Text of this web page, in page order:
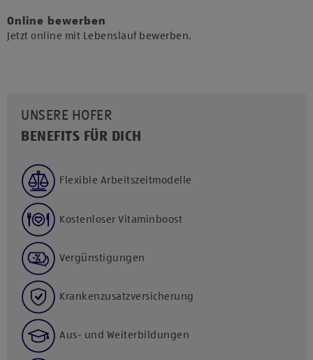
Online bewerben
Jetzt online mit Lebenslauf bewerben.
UNSERE HOFER
BENEFITS FÜR DICH
Flexible Arbeitszeitmodelle
Kostenloser Vitaminboost
Vergünstigungen
Krankenzusatzversicherung
Aus- und Weiterbildungen